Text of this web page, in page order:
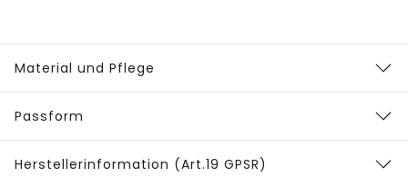
Material und Pflege
Passform
Herstellerinformation (Art.19 GPSR)